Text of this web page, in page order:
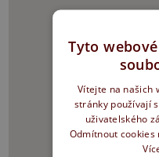
Tyto
Vítejte na našich
stránky používají
uživatelského
Odmítnout cookies